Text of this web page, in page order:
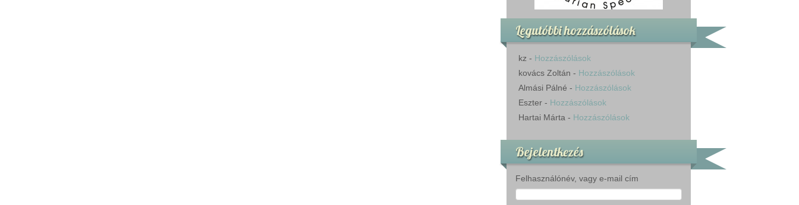
Legutóbbi hozzászólások
kz - Hozzászólások
kovács Zoltán - Hozzászólások
Almási Pálné - Hozzászólások
Eszter - Hozzászólások
Hartai Márta - Hozzászólások
Bejelentkezés
Felhasználónév, vagy e-mail cím